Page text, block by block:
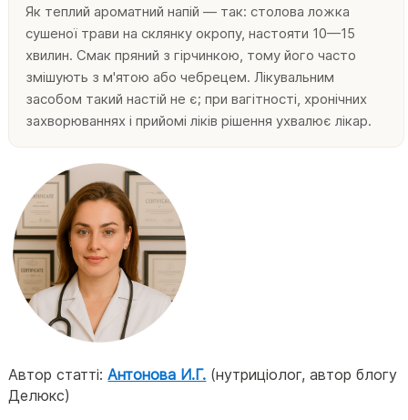
Як теплий ароматний напій — так: столова ложка
сушеної трави на склянку окропу, настояти 10—15
хвилин. Смак пряний з гірчинкою, тому його часто
змішують з м'ятою або чебрецем. Лікувальним
засобом такий настій не є; при вагітності, хронічних
захворюваннях і прийомі ліків рішення ухвалює лікар.
Автор статті:Антонова И.Г. (нутриціолог, автор блогу
Делюкс)